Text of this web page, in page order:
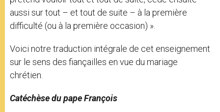
aussi sur tout – et tout de suite – à la première
difficulté (ou à la première occasion) ».
Voici notre traduction intégrale de cet enseignement
sur le sens des fiançailles en vue du mariage
chrétien.
Catéchèse du pape François